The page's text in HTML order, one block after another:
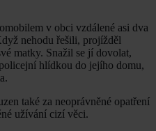
v obci vzdálené asi dva
nehodu řešili, projížděl
matky. Snažil se jí dovolat,
hlídkou do jejího domu,
také za neoprávněné opatření
užívání cizí věci.